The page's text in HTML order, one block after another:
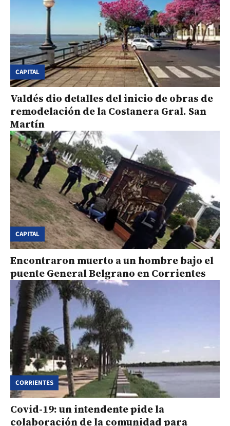
CAPITAL
Valdés dio detalles del inicio de obras de
remodelación de la Costanera Gral. San
Martín
CAPITAL
Encontraron muerto a un hombre bajo el
puente General Belgrano en Corrientes
CORRIENTES
Covid-19: un intendente pide la
colaboración de la comunidad para